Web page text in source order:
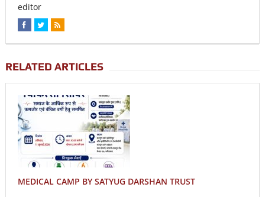
editor
RELATED ARTICLES
MEDICAL CAMP BY SATYUG DARSHAN TRUST